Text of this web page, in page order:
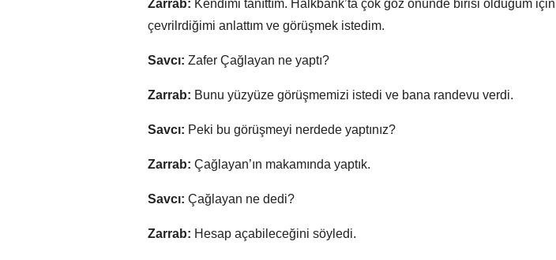
Zarrab: Kendimi tanıttım. Halkbank’ta çok göz önünde birisi olduğum
çevrilrdiğimi anlattım ve görüşmek istedim.
Savcı: Zafer Çağlayan ne yaptı?
Zarrab: Bunu yüzyüze görüşmemizi istedi ve bana randevu verdi.
Savcı: Peki bu görüşmeyi nerdede yaptınız?
Zarrab: Çağlayan’ın makamında yaptık.
Savcı: Çağlayan ne dedi?
Zarrab: Hesap açabileceğini söyledi.